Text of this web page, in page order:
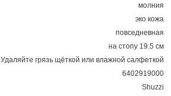
молния
эко кожа
повседневная
на стопу 19.5 см
Удаляйте грязь щёткой или влажной салфеткой
6402919000
Shuzzi